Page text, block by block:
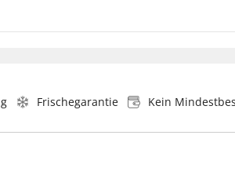
Frischegarantie Kein